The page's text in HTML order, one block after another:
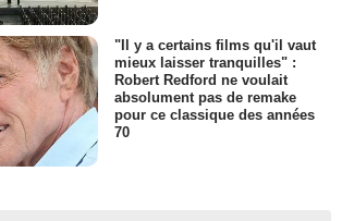
"Il y a certains films qu'il vaut
mieux laisser tranquilles" :
Robert Redford ne voulait
absolument pas de remake
pour ce classique des années
70